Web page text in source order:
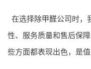
在选择除甲醛公司时，
性、服务质量和售后保
些方面都表现出色，是值